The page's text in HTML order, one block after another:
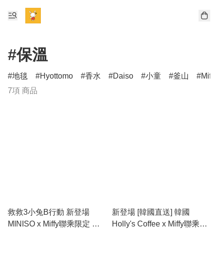
#保溫
地毯 Hyottomo 香水 Daiso 小童 釜山
7項 商品
救救3小兔B行動 新登場
MINISO x Miffy聯乘限定 保
新登場 [韓國直送] 韓國
Holly's Coffee x Miffy聯乘